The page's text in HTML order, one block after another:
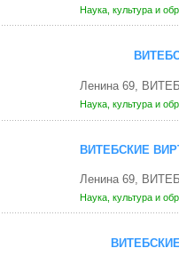
Наука, культура и
Ленина 69,
Наука, культура и
ВИТЕБСКИЕ
Ленина 69,
Наука, культура и